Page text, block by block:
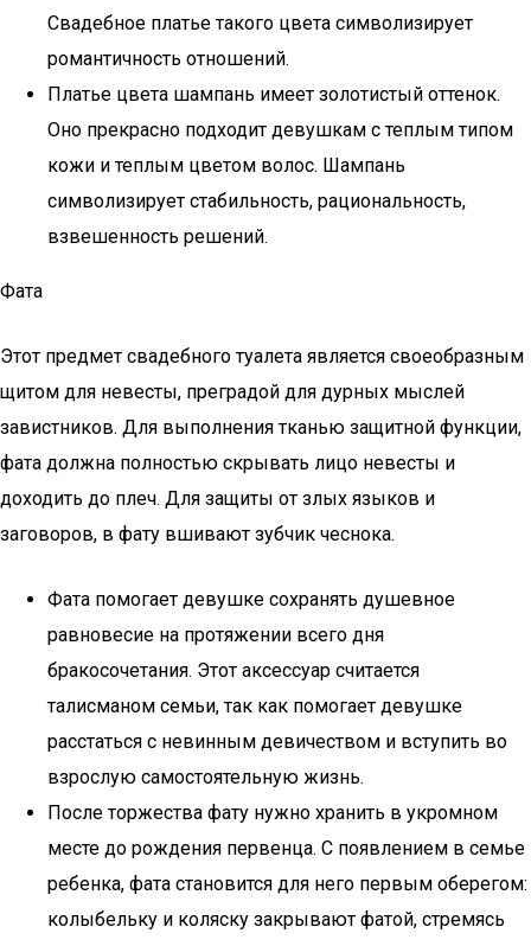
Свадебное платье такого цвета символизирует
романтичность отношений.
Платье цвета шампань имеет золотистый оттенок.
Оно прекрасно подходит девушкам с теплым типом
кожи и теплым цветом волос. Шампань
символизирует стабильность, рациональность,
взвешенность решений.
Фата
Этот предмет свадебного туалета является своеобразным
щитом для невесты, преградой для дурных мыслей
завистников. Для выполнения тканью защитной функции,
фата должна полностью скрывать лицо невесты и
доходить до плеч. Для защиты от злых языков и
заговоров, в фату вшивают зубчик чеснока.
Фата помогает девушке сохранять душевное
равновесие на протяжении всего дня
бракосочетания. Этот аксессуар считается
талисманом семьи, так как помогает девушке
расстаться с невинным девичеством и вступить во
взрослую самостоятельную жизнь.
После торжества фату нужно хранить в укромном
месте до рождения первенца. С появлением в семье
ребенка, фата становится для него первым оберегом:
колыбельку и коляску закрывают фатой, стремясь